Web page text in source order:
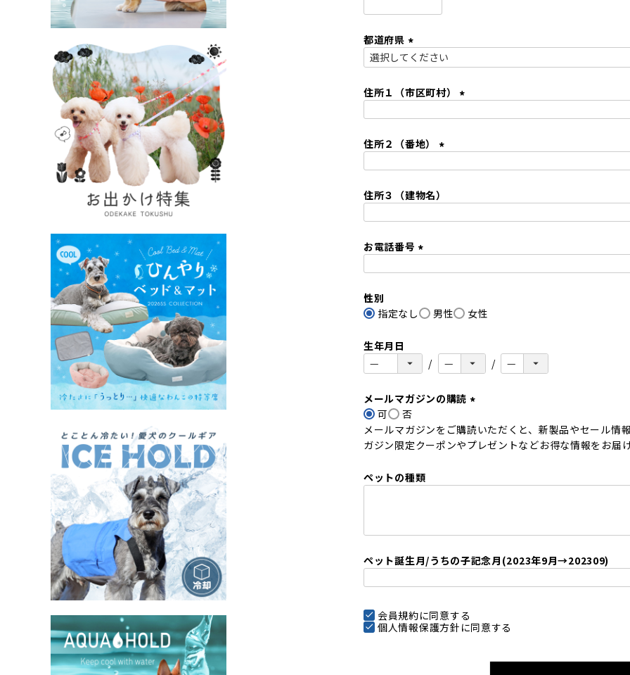
須
)
都道府県
(
須
住所１（市区町村）
住所２（番地）
須
住所３（建物名）
お電話番号
)
性別
指定なし
男性 女性
生年月日
メールマガジンの購読
必
須
可
否
メールマガジンをご購読いただくと、新製品やセール情
ガジン限定クーポンやプレゼントなどお得な情報をお届
ペットの種類
ペット誕生月/うちの子記念月(2023年9月→202309)
会員規約に同意する
個人情報保護方針 に同意する